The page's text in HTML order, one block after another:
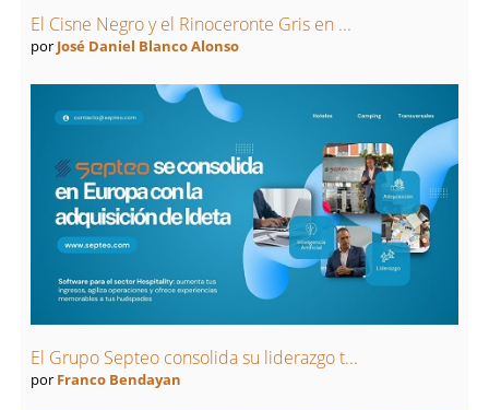
El Cisne Negro y el Rinoceronte Gris en ...
por José Daniel Blanco Alonso
El Grupo Septeo consolida su liderazgo t...
por Franco Bendayan